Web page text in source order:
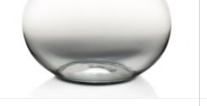
быстрый просмотр